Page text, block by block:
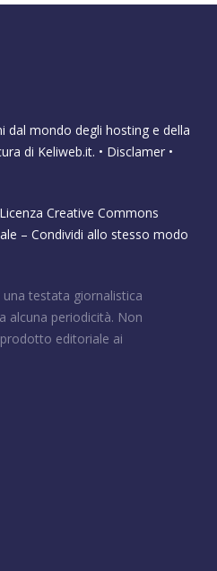
mondo degli hosting e della
di Keliweb.it. • Disclamer •
Creative Commons
– Condividi allo stesso modo
testata giornalistica
alcuna periodicità. Non
editoriale ai